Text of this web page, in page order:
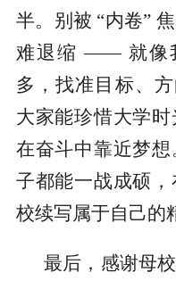
半。别被 “内卷”
难退缩 —— 就像
多，找准目标、
大家能珍惜大学时
在奋斗中靠近梦
子都能一战成硕
校续写属于自己的
最后，感谢母校